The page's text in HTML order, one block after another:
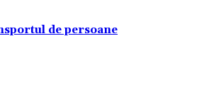
de persoane